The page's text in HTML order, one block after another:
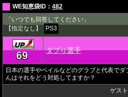
WE知恵袋ID： 482
「いつでも回答してください」
【指定なし】
PS3
★69 ダブり選手
日本の選手やベイルなどのグラブと代表で
んはそれをどう対処してますか？
ゲス